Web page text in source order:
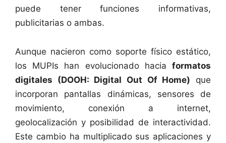
puede tener funciones informativas,
publicitarias o ambas.
Aunque nacieron como soporte físico estático,
los MUPIs han evolucionado hacia formatos
digitales (DOOH: Digital Out Of Home) que
incorporan pantallas dinámicas, sensores de
movimiento, conexión a internet,
geolocalización y posibilidad de interactividad.
Este cambio ha multiplicado sus aplicaciones y